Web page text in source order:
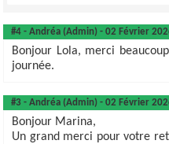
#4 - Andréa (Admin) - 02 Février
Bonjour Lola, merci
journée.
#3 - Andréa (Admin) - 02 Février
Bonjour Marina,
Un grand merci pour votre